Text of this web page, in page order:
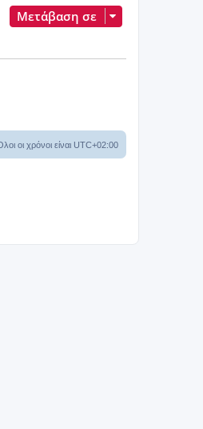
Μετάβαση σε
οι χρόνοι είναι UTC+02:00